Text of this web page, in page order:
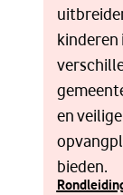
kinderen
en veilige
bieden.